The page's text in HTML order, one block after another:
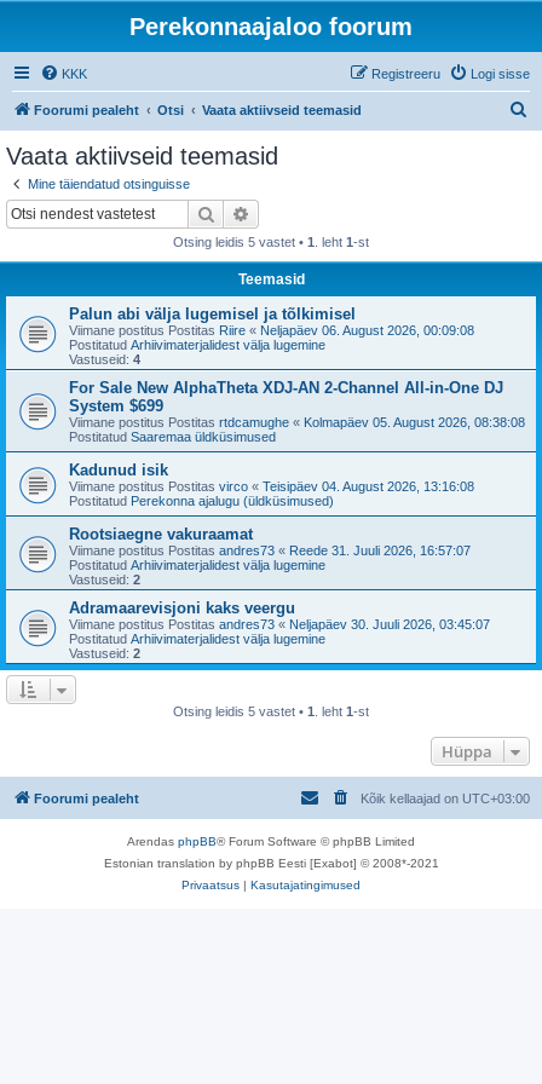
Perekonnaajaloo foorum
KKK Logi sisse
Registreeru
Foorumi pealeht Otsi Vaata aktiivseid teemasid
Vaata aktiivseid teemasid
Mine täiendatud otsinguisse
Otsi
Otsing leidis 5 vastet • 1 . leht 1-st
Teemasid
Palun abi välja lugemisel ja tõlkimisel
Viimane postitus Postitas Riire « Neljapäev 06. August 2026, 00:09:08
Postitatud Arhiivimaterjalidest välja lugemine
Vastuseid: 4
For Sale New AlphaTheta XDJ-AN 2-Channel All-in-One DJ
System $699
Viimane postitus Postitas rtdcamughe « Kolmapäev 05. August 2026, 08:38:08
Postitatud Saaremaa üldküsimused
Kadunud isik
Viimane postitus Postitas virco « Teisipäev 04. August 2026, 13:16:08
Postitatud Perekonna ajalugu (üldküsimused)
Rootsiaegne vakuraamat
Viimane postitus Postitas andres73 « Reede 31. Juuli 2026, 16:57:07
Postitatud Arhiivimaterjalidest välja lugemine
Vastuseid: 2
Adramaarevisjoni kaks veergu
Viimane postitus Postitas andres73 « Neljapäev 30. Juuli 2026, 03:45:07
Postitatud Arhiivimaterjalidest välja lugemine
Vastuseid: 2
Otsing leidis 5 vastet • 1 . leht 1-st
Hüppa
Foorumi pealeht Kõik kellaajad on UTC+03:00
Arendas phpBB® Forum Software © phpBB Limited
Estonian translation by phpBB Eesti [Exabot] © 2008*-2021
Privaatsus | Kasutajatingimused